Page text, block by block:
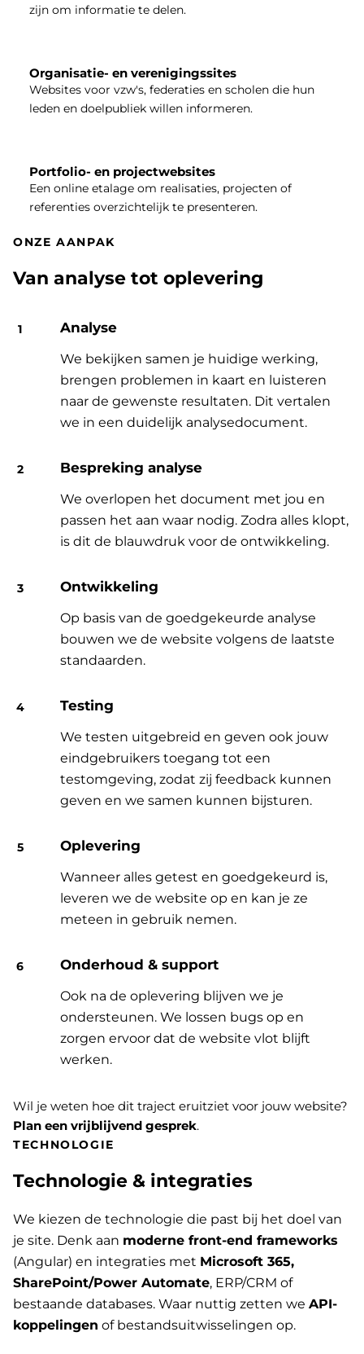
zijn om informatie te delen.
Organisatie- en verenigingssites
Websites voor vzw's, federaties en scholen die hun
leden en doelpubliek willen informeren.
Portfolio- en projectwebsites
Een online etalage om realisaties, projecten of
referenties overzichtelijk te presenteren.
ONZE AANPAK
Van analyse tot oplevering
Analyse
We bekijken samen je huidige werking,
brengen problemen in kaart en luisteren
naar de gewenste resultaten. Dit vertalen
we in een duidelijk analysedocument.
Bespreking analyse
We overlopen het document met jou en
passen het aan waar nodig. Zodra alles klopt,
is dit de blauwdruk voor de ontwikkeling.
Ontwikkeling
Op basis van de goedgekeurde analyse
bouwen we de website volgens de laatste
standaarden.
Testing
We testen uitgebreid en geven ook jouw
eindgebruikers toegang tot een
testomgeving, zodat zij feedback kunnen
geven en we samen kunnen bijsturen.
Oplevering
Wanneer alles getest en goedgekeurd is,
leveren we de website op en kan je ze
meteen in gebruik nemen.
Onderhoud & support
Ook na de oplevering blijven we je
ondersteunen. We lossen bugs op en
zorgen ervoor dat de website vlot blijft
werken.
Wil je weten hoe dit traject eruitziet voor jouw website?
Plan een vrijblijvend gesprek.
TECHNOLOGIE
Technologie & integraties
We kiezen de technologie die past bij het doel van
je site. Denk aan moderne front-end frameworks
(Angular) en integraties met Microsoft 365,
SharePoint/Power Automate, ERP/CRM of
bestaande databases. Waar nuttig zetten we API-
koppelingen of bestandsuitwisselingen op.